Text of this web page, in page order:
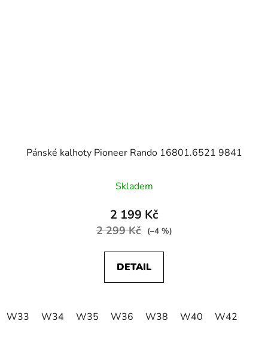
Pánské kalhoty Pioneer Rando 16801.6521 9841
Skladem
2 199 Kč
2 299 Kč (–4 %)
DETAIL
W33 W34 W35 W36 W38 W40 W42